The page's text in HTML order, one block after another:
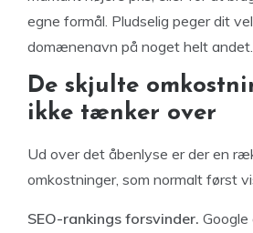
egne formål. Pludselig peger dit
domænenavn på noget helt andet.
De skjulte
ikke tænker over
Ud over det åbenlyse er der en
omkostninger, som normalt først
SEO-rankings forsvinder. Google